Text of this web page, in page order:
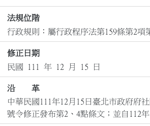
法規位階
行政規則：屬行政程序法第159條第2項
修正日期
民國 111 年 12 月 15 日
沿 革
中華民國111年12月15日臺北市政府府
號令修正發布第2、4點條文；並自112